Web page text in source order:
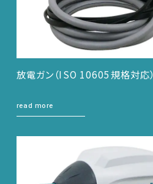
放電ガン（ISO 10605規格対応）
read more